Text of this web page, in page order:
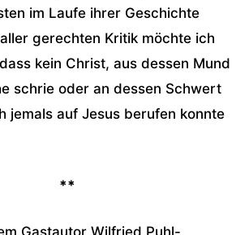
im Laufe ihrer Geschichte
gerechten Kritik möchte ich
kein Christ, aus dessen Mund
schrie oder an dessen Schwert
jemals auf Jesus berufen konnte
**
Gastautor Wilfried Puhl-